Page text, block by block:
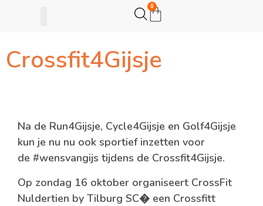
0
Crossfit4Gijsje
Na de Run4Gijsje, Cycle4Gijsje en Golf4Gijsje
kun je nu nu ook sportief inzetten voor
de #wensvangijs tijdens de Crossfit4Gijsje.
Op zondag 16 oktober organiseert CrossFit
Nuldertien by Tilburg SC� een Crossfitt